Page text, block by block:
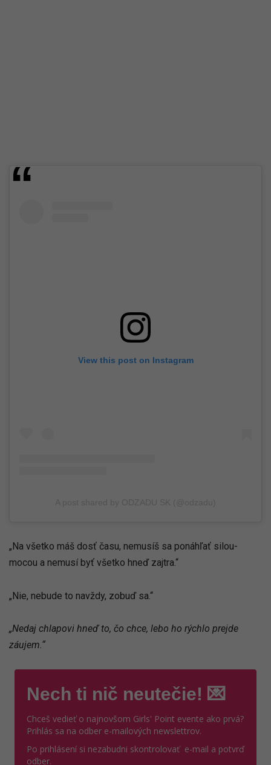
View this post on Instagram
„Na všetko máš dosť času, nemusíš sa ponáhľať silou-
mocou a nemusí byť všetko hneď zajtra.“
„Nie, nebude to navždy, zobuď sa.“
„Nedaj chlapovi hneď to, čo chce, lebo ho rýchlo prejde
záujem.“
Nech ti nič neutečie! 💌
Chceš vedieť o najnovšom Girls' Point evente ako prvá?
Prihlás sa na odber e-mailových newslettrov.
Po prihlásení si nezabudni skontrolovať e-mail a potvrď
odber.